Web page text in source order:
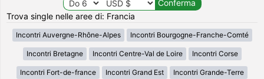
Trova single nelle aree di: Francia
Incontri Auvergne-Rhône-Alpes Incontri Bourgogne-Franche-Comté
Incontri Bretagne Incontri Centre-Val de Loire Incontri Corse
Incontri Fort-de-france Incontri Grand Est Incontri Grande-Terre